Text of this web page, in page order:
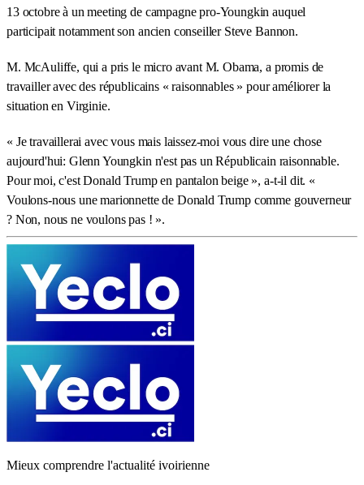
13 octobre à un meeting de campagne pro-Youngkin auquel
participait notamment son ancien conseiller Steve Bannon.
M. McAuliffe, qui a pris le micro avant M. Obama, a promis de
travailler avec des républicains « raisonnables » pour améliorer la
situation en Virginie.
« Je travaillerai avec vous mais laissez-moi vous dire une chose
aujourd'hui: Glenn Youngkin n'est pas un Républicain raisonnable.
Pour moi, c'est Donald Trump en pantalon beige », a-t-il dit. «
Voulons-nous une marionnette de Donald Trump comme gouverneur
? Non, nous ne voulons pas ! ».
Mieux comprendre l'actualité ivoirienne